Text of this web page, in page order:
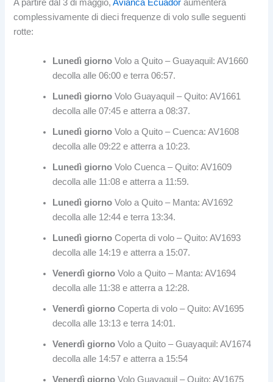
A partire dal 3 di maggio,Avianca Ecuador aumenterà
complessivamente di dieci frequenze di volo sulle seguenti
rotte:
Lunedì giorno Volo a Quito – Guayaquil: AV1660
decolla alle 06:00 e terra 06:57.
Lunedì giorno Volo Guayaquil – Quito: AV1661
decolla alle 07:45 e atterra a 08:37.
Lunedì giorno Volo a Quito – Cuenca: AV1608
decolla alle 09:22 e atterra a 10:23.
Lunedì giorno Volo Cuenca – Quito: AV1609
decolla alle 11:08 e atterra a 11:59.
Lunedì giorno Volo a Quito – Manta: AV1692
decolla alle 12:44 e terra 13:34.
Lunedì giorno Coperta di volo – Quito: AV1693
decolla alle 14:19 e atterra a 15:07.
Venerdì giorno Volo a Quito – Manta: AV1694
decolla alle 11:38 e atterra a 12:28.
Venerdì giorno Coperta di volo – Quito: AV1695
decolla alle 13:13 e terra 14:01.
Venerdì giorno Volo a Quito – Guayaquil: AV1674
decolla alle 14:57 e atterra a 15:54
Venerdì giorno Volo Guayaquil – Quito: AV1675